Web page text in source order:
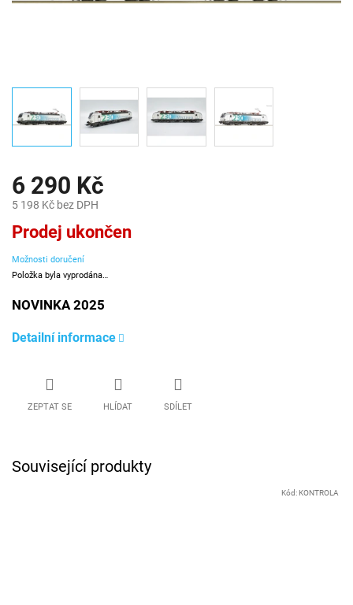
6 290 Kč
5 198 Kč bez DPH
Měrná
cena:
Prodej ukončen
Možnosti doručení
Položka byla vyprodána…
NOVINKA 2025
Detailní informace
ZEPTAT SE HLÍDAT SDÍLET
Související produkty
Kód:KONTROLA